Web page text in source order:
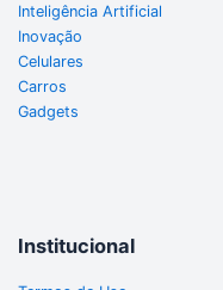
Inteligência Artificial
Inovação
Celulares
Carros
Gadgets
Institucional